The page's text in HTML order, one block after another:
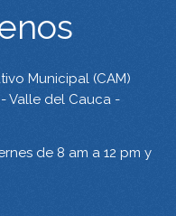
Municipal (CAM)
Valle del Cauca -
de 8 am a 12 pm y